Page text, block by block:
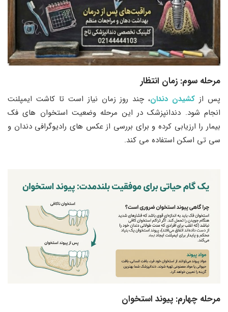
مرحله سوم: زمان انتظار
پس از کشیدن دندان، چند روز زمان نیاز است تا کاشت ایمپلنت
انجام شود. دندانپزشک در این مرحله وضعیت استخوان ‌های فک
بیمار را ارزیابی کرده و برای بررسی از عکس ‌های رادیوگرافی دندان و
سی ‌تی اسکن استفاده می ‌کند.
مرحله چهارم: پیوند استخوان